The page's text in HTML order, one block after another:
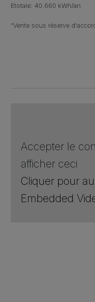
Etotale: 40.660 kWh/an
"Vente sous réserve
Accepter le
afficher ceci
Cliquer pour
Embedded